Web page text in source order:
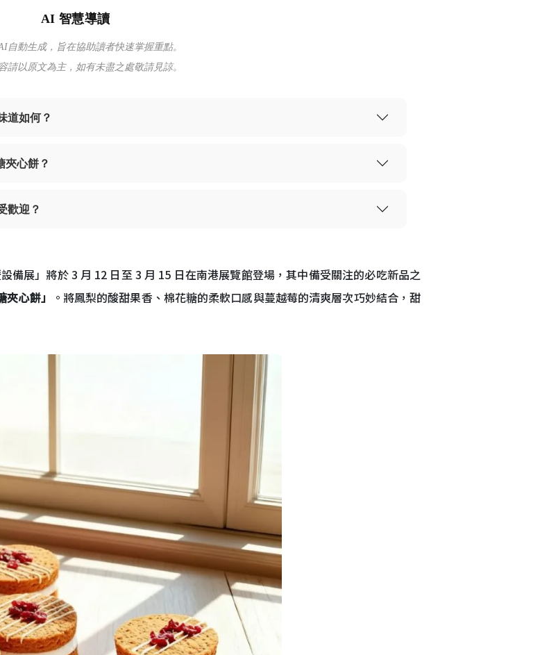
AI 智慧導讀
自動生成，旨在協助讀者快速掌握重點。
請以原文為主，如有未盡之處敬請見諒。
道如何？
夾心餅？
歡迎？
備展」將於 3 月 12 日至 3 月 15 日在南港展覽館登場，其中備受關注的必吃新品之
夾心餅」
。將鳳梨的酸甜果香、棉花糖的柔軟口感與蔓越莓的清爽層次巧妙結合，甜